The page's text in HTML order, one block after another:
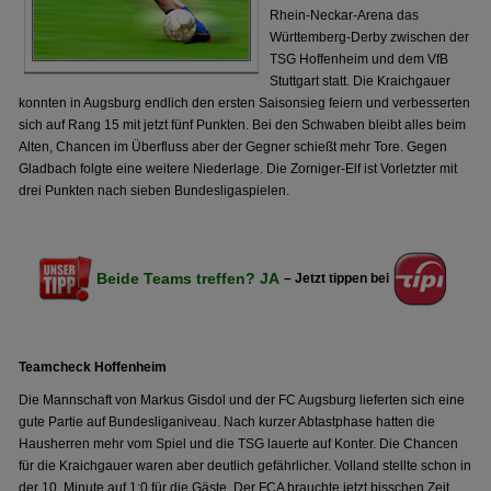
Rhein-Neckar-Arena das
Württemberg-Derby zwischen der
TSG Hoffenheim und dem VfB
Stuttgart statt. Die Kraichgauer
konnten in Augsburg endlich den ersten Saisonsieg feiern und verbesserten
sich auf Rang 15 mit jetzt fünf Punkten. Bei den Schwaben bleibt alles beim
Alten, Chancen im Überfluss aber der Gegner schießt mehr Tore. Gegen
Gladbach folgte eine weitere Niederlage. Die Zorniger-Elf ist Vorletzter mit
drei Punkten nach sieben Bundesligaspielen.
Beide Teams treffen? JA – Jetzt tippen bei
Teamcheck Hoffenheim
Die Mannschaft von Markus Gisdol und der FC Augsburg lieferten sich eine
gute Partie auf Bundesliganiveau. Nach kurzer Abtastphase hatten die
Hausherren mehr vom Spiel und die TSG lauerte auf Konter. Die Chancen
für die Kraichgauer waren aber deutlich gefährlicher. Volland stellte schon in
der 10. Minute auf 1:0 für die Gäste. Der FCA brauchte jetzt bisschen Zeit,